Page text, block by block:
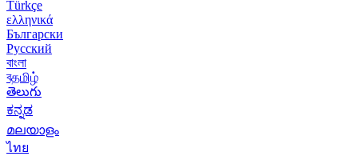
Türkçe
ελληνικά
Български
Русский
বাংলা
বதமிழ்
తెలుగు
ಕನ್ನಡ
മലയാളം
ไทย